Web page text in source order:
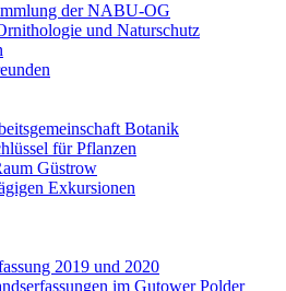
der NABU-OG
und Naturschutz
Botanik
für Pflanzen
Güstrow
Exkursionen
2019 und 2020
im Gutower Polder